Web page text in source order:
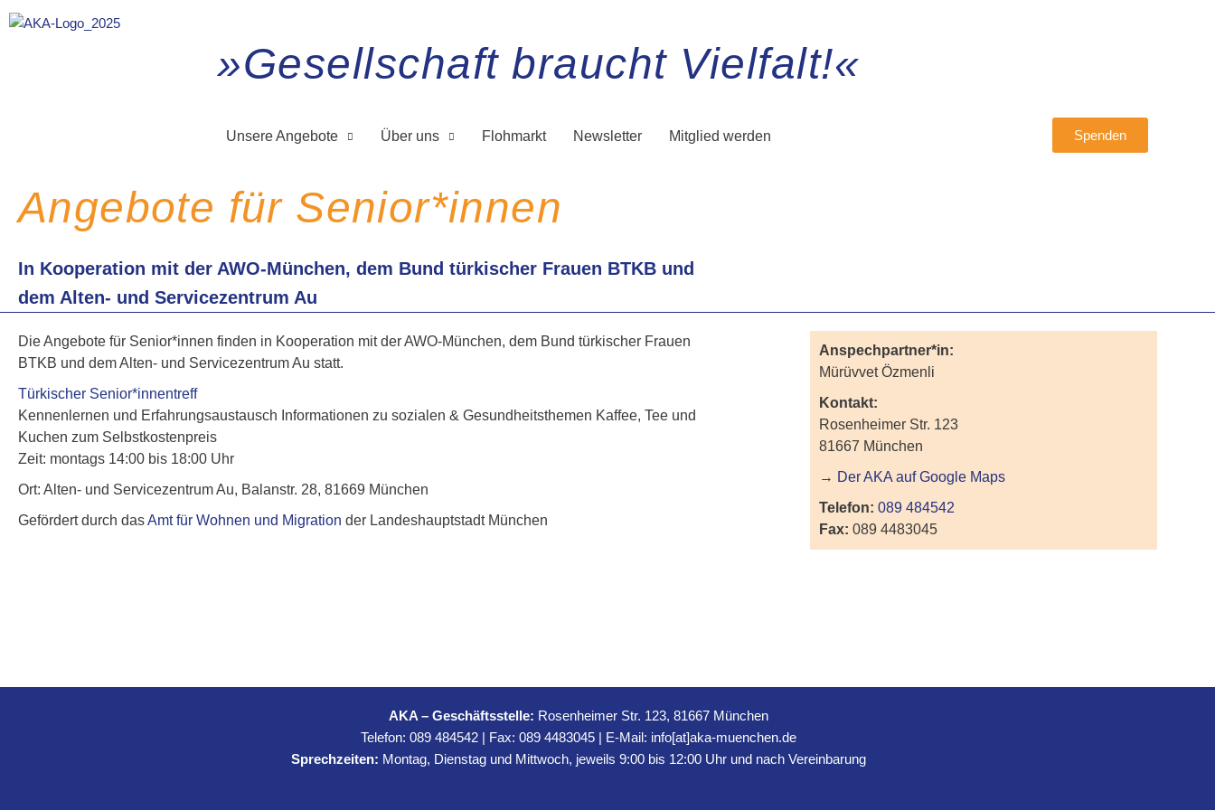
Zum
Inhalt
»Gesellschaft braucht Vielfalt!«
Unsere Angebote Über uns Flohmarkt Newsletter Mitglied werden Spenden
Angebote für Senior*innen
In Kooperation mit der AWO-München, dem Bund türkischer Frauen BTKB und
dem Alten- und Servicezentrum Au
Die Angebote für Senior*innen finden in Kooperation mit der AWO-München, dem Bund türkischer Frauen
BTKB und dem Alten- und Servicezentrum Au statt.
Türkischer Senior*innentreff
Kennenlernen und Erfahrungsaustausch Informationen zu sozialen & Gesundheitsthemen Kaffee, Tee und
Kuchen zum Selbstkostenpreis
Zeit: montags 14:00 bis 18:00 Uhr
Ort: Alten- und Servicezentrum Au, Balanstr. 28, 81669 München
Gefördert durch dasAmt für Wohnen und Migration der Landeshauptstadt München
Anspechpartner*in:
Mürüvvet Özmenli
Kontakt:
Rosenheimer Str. 123
81667 München
→ Der AKA auf Google Maps
Telefon: 089 484542
Fax: 089 4483045
AKA – Geschäftsstelle: Rosenheimer Str. 123, 81667 München
Telefon: 089 484542 | Fax: 089 4483045 | E-Mail: info[at]aka-muenchen.de
Sprechzeiten: Montag, Dienstag und Mittwoch, jeweils 9:00 bis 12:00 Uhr und nach Vereinbarung